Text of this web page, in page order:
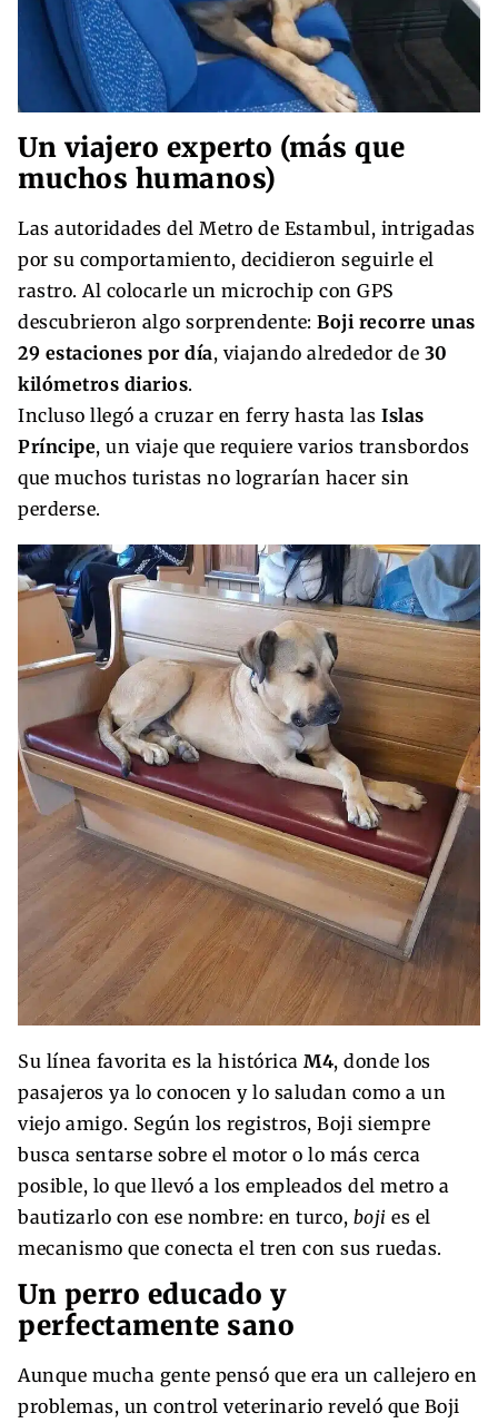
Un viajero experto (más que
muchos humanos)
Las autoridades del Metro de Estambul, intrigadas
por su comportamiento, decidieron seguirle el
rastro. Al colocarle un microchip con GPS
descubrieron algo sorprendente: Boji recorre unas
29 estaciones por día, viajando alrededor de 30
kilómetros diarios.
Incluso llegó a cruzar en ferry hasta las Islas
Príncipe, un viaje que requiere varios transbordos
que muchos turistas no lograrían hacer sin
perderse.
Su línea favorita es la histórica M4, donde los
pasajeros ya lo conocen y lo saludan como a un
viejo amigo. Según los registros, Boji siempre
busca sentarse sobre el motor o lo más cerca
posible, lo que llevó a los empleados del metro a
bautizarlo con ese nombre: en turco, boji es el
mecanismo que conecta el tren con sus ruedas.
Un perro educado y
perfectamente sano
Aunque mucha gente pensó que era un callejero en
problemas, un control veterinario reveló que Boji